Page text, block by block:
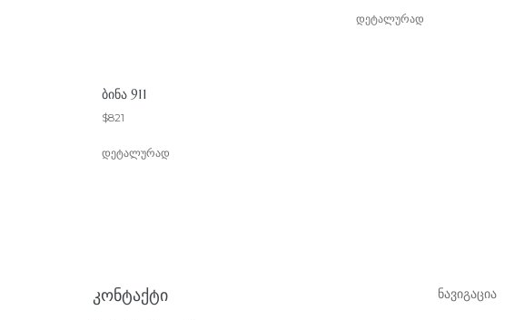
დეტალურად
ᲑᲘᲜᲐ 911
$821
დეტალურად
ᲙᲝᲜᲢᲐᲥᲢᲘ ნავიგაცია